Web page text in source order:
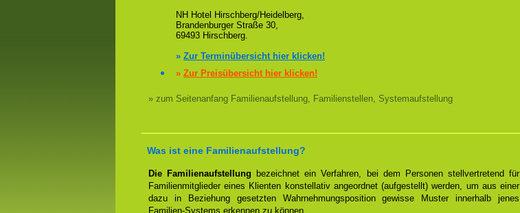
NH Hotel Hirschberg/Heidelberg,
Brandenburger Straße 30,
69493 Hirschberg.
» Zur Terminübersicht hier klicken!
» Zur Preisübersicht hier klicken!
» zum Seitenanfang Familienaufstellung, Familienstellen, Systemaufstellung
Was ist eine Familienaufstellung?
Die Familienaufstellung bezeichnet ein Verfahren, bei dem Personen stellvertretend für
Familienmitglieder eines Klienten konstellativ angeordnet (aufgestellt) werden, um aus einer
dazu in Beziehung gesetzten Wahrnehmungsposition gewisse Muster innerhalb jenes
Familien-Systems erkennen zu können.